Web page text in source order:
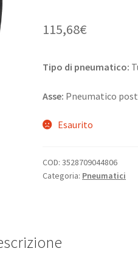
115,68€
Tipo di pneumatico:
Asse: Pneumatico
Esaurito
COD:3528709044806
Categoria: Pneumatici